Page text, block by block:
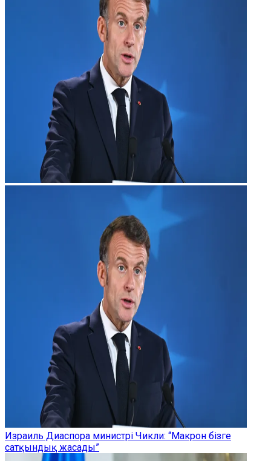
Израиль Диаспора министрі Чикли: “Макрон бізге
сатқындық жасады”